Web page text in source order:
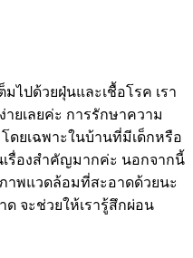
ไปด้วยฝุ่นและเชื้อโรค เรา
ยเลยค่ะ การรักษาความ
ดยเฉพาะในบ้านที่มีเด็กหรือ
เรื่องสำคัญมากค่ะ นอกจากนี้
าพแวดล้อมที่สะอาดด้วยนะ
จะช่วยให้เรารู้สึกผ่อน